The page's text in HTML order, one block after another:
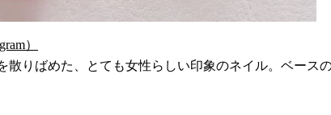
）
散りばめた、とても女性らしい印象のネイル。ベー